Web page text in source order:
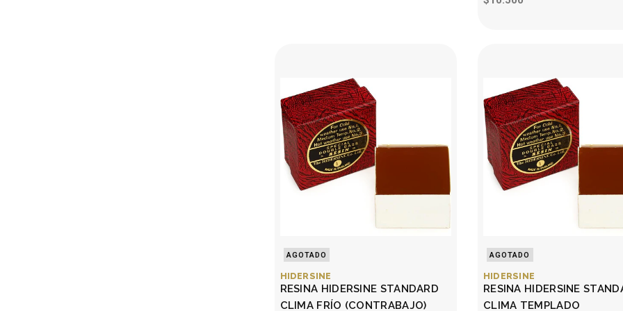
AGOTADO
HIDERSINE
RESINA HIDERSINE STANDARD
CLIMA FRÍO (CONTRABAJO)
AGOTADO
HIDERSINE
RESINA HIDERSINE
CLIMA TEMPLADO